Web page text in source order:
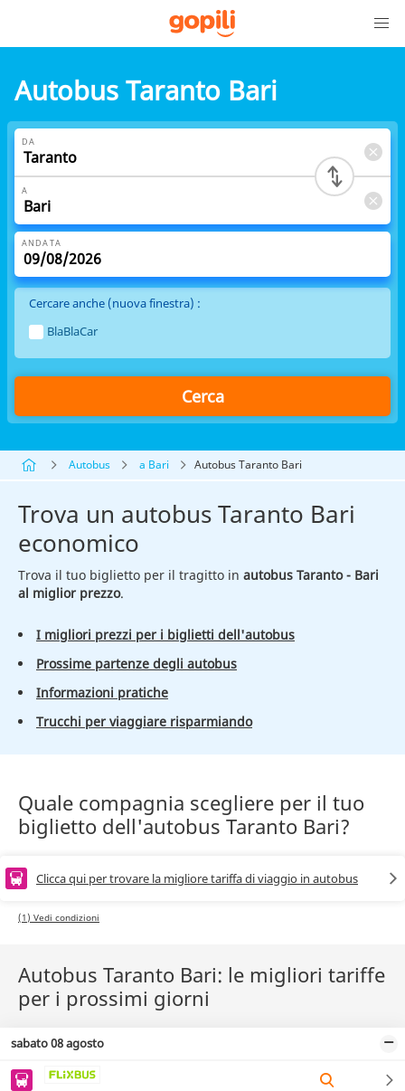
Autobus Taranto Bari
DA
A
ANDATA
Cercare anche (nuova finestra) :
BlaBlaCar
Cerca
Autobus a Bari Autobus Taranto Bari
Trova un autobus Taranto Bari
economico
Trova il tuo biglietto per il tragitto in autobus Taranto - Bari
al miglior prezzo.
I migliori prezzi per i biglietti dell'autobus
Prossime partenze degli autobus
Informazioni pratiche
Trucchi per viaggiare risparmiando
Quale compagnia scegliere per il tuo
biglietto dell'autobus Taranto Bari?
Clicca qui per trovare la migliore tariffa di viaggio in autobus
(1) Vedi condizioni
Autobus Taranto Bari: le migliori tariffe
per i prossimi giorni
sabato 08 agosto